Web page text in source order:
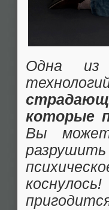
Одна из
которые
Вы